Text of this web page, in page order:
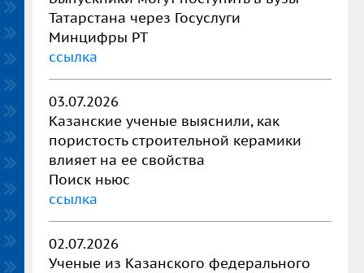
Татарстана через Госуслуги
Минцифры РТ
ссылка
03.07.2026
Казанские ученые выяснили, как
пористость строительной керамики
влияет на ее свойства
Поиск ньюс
ссылка
02.07.2026
Ученые из Казанского федерального